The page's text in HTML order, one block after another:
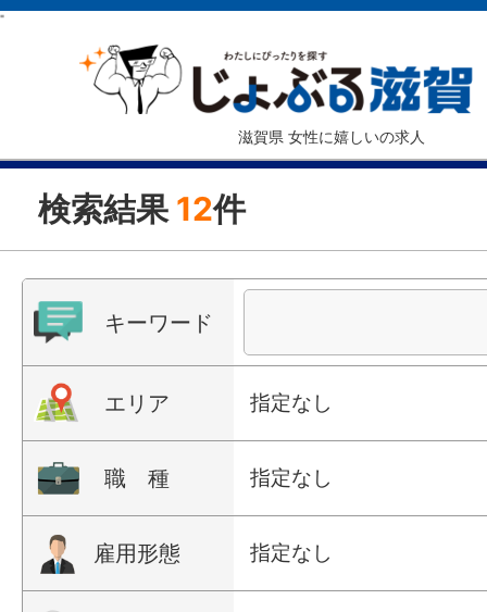
"
滋賀県 女性に嬉しいの求人
検索結果 12件
キーワード
エリア 指定なし
職 種 指定なし
雇用形態 指定なし